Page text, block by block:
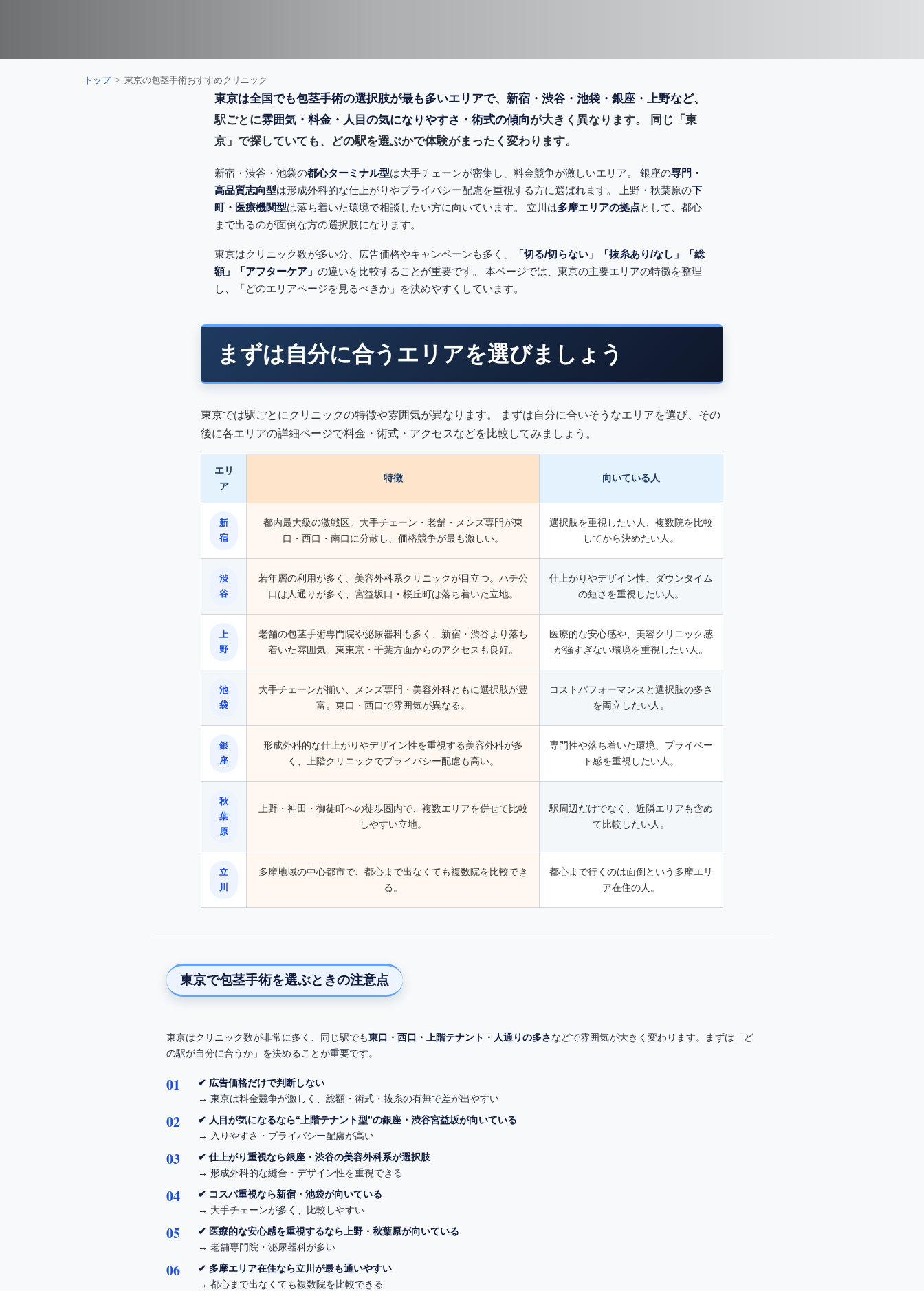
トップ 東京の包茎手術おすすめクリニック
東京は全国でも包茎手術の選択肢が最も多いエリアで、新宿・渋谷・池袋・銀座・上野など、
駅ごとに雰囲気・料金・人目の気になりやすさ・術式の傾向が大きく異なります。 同じ「東
京」で探していても、どの駅を選ぶかで体験がまったく変わります。
新宿・渋谷・池袋の都心ターミナル型は大手チェーンが密集し、料金競争が激しいエリア。 銀座の専門・
高品質志向型は形成外科的な仕上がりやプライバシー配慮を重視する方に選ばれます。 上野・秋葉原の下
町・医療機関型は落ち着いた環境で相談したい方に向いています。 立川は多摩エリアの拠点として、都心
まで出るのが面倒な方の選択肢になります。
東京はクリニック数が多い分、広告価格やキャンペーンも多く、
「切る/切らない」「抜糸あり/なし」「総
額」「アフターケア」 の違いを比較することが重要です。 本ページでは、東京の主要エリアの特徴を整理
し、「どのエリアページを見るべきか」を決めやすくしています。
まずは自分に合うエリアを選びましょう
東京では駅ごとにクリニックの特徴や雰囲気が異なります。 まずは自分に合いそうなエリアを選び、その
後に各エリアの詳細ページで料金・術式・アクセスなどを比較してみましょう。
エリ
ア
特徴 向いている人
新
宿
都内最大級の激戦区。大手チェーン・老舗・メンズ専門が東
口・西口・南口に分散し、価格競争が最も激しい。
選択肢を重視したい人、複数院を比較
してから決めたい人。
渋
谷
若年層の利用が多く、美容外科系クリニックが目立つ。ハチ公
口は人通りが多く、宮益坂口・桜丘町は落ち着いた立地。
仕上がりやデザイン性、ダウンタイム
の短さを重視したい人。
上
野
老舗の包茎手術専門院や泌尿器科も多く、新宿・渋谷より落ち
着いた雰囲気。東東京・千葉方面からのアクセスも良好。
医療的な安心感や、美容クリニック感
が強すぎない環境を重視したい人。
池
袋
大手チェーンが揃い、メンズ専門・美容外科ともに選択肢が豊
富。東口・西口で雰囲気が異なる。
コストパフォーマンスと選択肢の多さ
を両立したい人。
銀
座
形成外科的な仕上がりやデザイン性を重視する美容外科が多
く、上階クリニックでプライバシー配慮も高い。
専門性や落ち着いた環境、プライベー
ト感を重視したい人。
秋
葉
原
上野・神田・御徒町への徒歩圏内で、複数エリアを併せて比較
しやすい立地。
駅周辺だけでなく、近隣エリアも含め
て比較したい人。
立
川
多摩地域の中心都市で、都心まで出なくても複数院を比較でき
る。
都心まで行くのは面倒という多摩エリ
ア在住の人。
東京で包茎手術を選ぶときの注意点
東京はクリニック数が非常に多く、同じ駅でも東口・西口・上階テナント・人通りの多さなどで雰囲気が大きく変わります。まずは「ど
の駅が自分に合うか」を決めることが重要です。
✔ 広告価格だけで判断しない
→ 東京は料金競争が激しく、総額・術式・抜糸の有無で差が出やすい
✔ 人目が気になるなら“上階テナント型”の銀座・渋谷宮益坂が向いている
→ 入りやすさ・プライバシー配慮が高い
✔ 仕上がり重視なら銀座・渋谷の美容外科系が選択肢
→ 形成外科的な縫合・デザイン性を重視できる
✔ コスパ重視なら新宿・池袋が向いている
→ 大手チェーンが多く、比較しやすい
✔ 医療的な安心感を重視するなら上野・秋葉原が向いている
→ 老舗専門院・泌尿器科が多い
✔ 多摩エリア在住なら立川が最も通いやすい
→ 都心まで出なくても複数院を比較できる